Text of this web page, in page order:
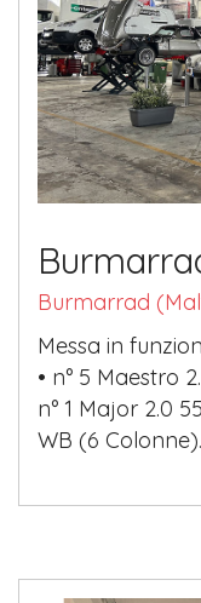
Burmarrad
Messa in
• n° 5 Maestro
n° 1 Major 2.0
WB (6